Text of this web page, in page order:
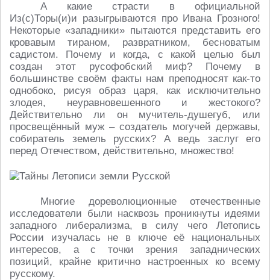
А какие страсти в официальной
Из(с)Торы(и)и разыгрываются про Ивана Грозного!
Некоторые «западники» пытаются представить его
кровавым тираном, развратником, бесноватым
садистом. Почему и когда, с какой целью был
создан этот русофобский миф? Почему в
большинстве своём факты нам преподносят как-то
однобоко, рисуя образ царя, как исключительно
злодея, неуравновешенного и жестокого?
Действительно ли он мучитель-душегуб, или
просвещённый муж – создатель могучей державы,
собиратель земель русских? А ведь заслуг его
перед Отечеством, действительно, множество!
Многие дореволюционные отечественные
исследователи были насквозь проникнуты идеями
западного либерализма, в силу чего Летопись
России изучалась не в ключе её национальных
интересов, а с точки зрения западнических
позиций, крайне критично настроенных ко всему
русскому.